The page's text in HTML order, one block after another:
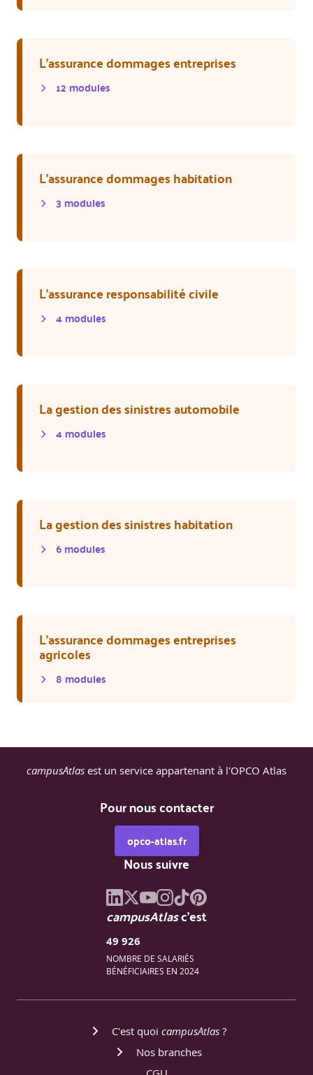
L'assurance dommages entreprises
12 modules
L'assurance dommages habitation
3 modules
L'assurance responsabilité civile
4modules
La gestion des sinistres automobile
4modules
La gestion des sinistres habitation
6modules
L’assurance dommages entreprises
agricoles
8 modules
campusAtlas est un service appartenant à l'OPCO Atlas
Pour nous contacter
opco-atlas.fr
Nous suivre
campusAtlasc'est
49 926
NOMBRE DE SALARIÉS
BÉNÉFICIAIRES EN 2024
C'est quoi campusAtlas ?
Nos branches